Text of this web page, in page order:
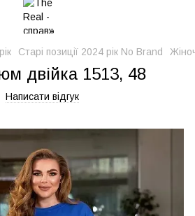
Старі позиції 2024 рік No Brand
двійка 1513, 48
Написати відгук